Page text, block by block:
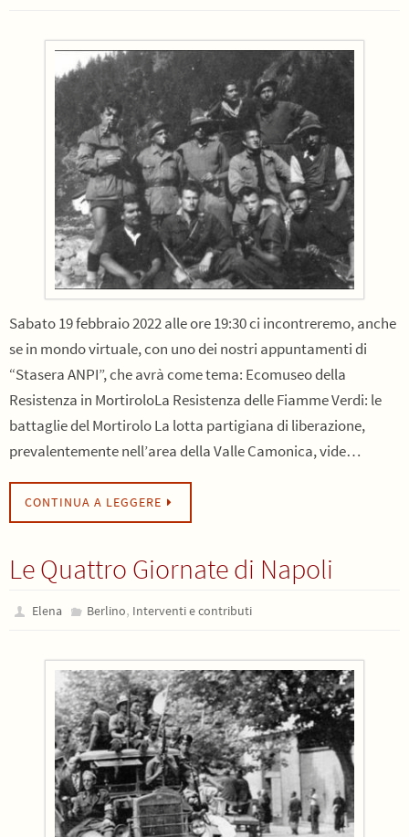
Sabato 19 febbraio 2022 alle ore 19:30 ci incontreremo, anche
se in mondo virtuale, con uno dei nostri appuntamenti di
“Stasera ANPI”, che avrà come tema: Ecomuseo della
Resistenza in MortiroloLa Resistenza delle Fiamme Verdi: le
battaglie del Mortirolo La lotta partigiana di liberazione,
prevalentemente nell’area della Valle Camonica, vide…
CONTINUA A LEGGERE
Le Quattro Giornate di Napoli
Elena Berlino, Interventi e contributi